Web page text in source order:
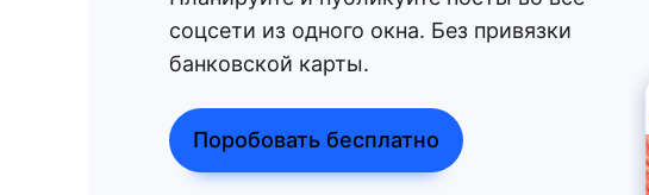
соцсети из одного окна. Без привязки
банковской карты.
Поробовать бесплатно